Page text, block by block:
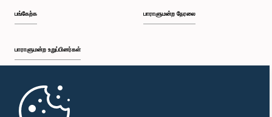
பங்கேற்க
பாராளுமன்ற உறுப்பினர்கள்
முதற்பக்கம்
பாராளுமன்ற நேரலை